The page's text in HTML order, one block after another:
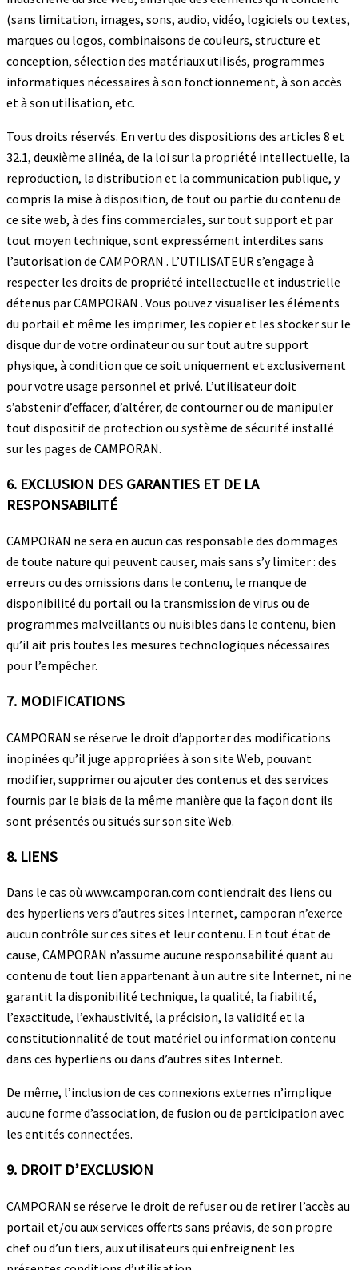
(sans limitation, images, sons, audio, vidéo, logiciels ou textes,
marques ou logos, combinaisons de couleurs, structure et
conception, sélection des matériaux utilisés, programmes
informatiques nécessaires à son fonctionnement, à son accès
et à son utilisation, etc.
Tous droits réservés. En vertu des dispositions des articles 8 et
32.1, deuxième alinéa, de la loi sur la propriété intellectuelle, la
reproduction, la distribution et la communication publique, y
compris la mise à disposition, de tout ou partie du contenu de
ce site web, à des fins commerciales, sur tout support et par
tout moyen technique, sont expressément interdites sans
l’autorisation de CAMPORAN . L’UTILISATEUR s’engage à
respecter les droits de propriété intellectuelle et industrielle
détenus par CAMPORAN . Vous pouvez visualiser les éléments
du portail et même les imprimer, les copier et les stocker sur le
disque dur de votre ordinateur ou sur tout autre support
physique, à condition que ce soit uniquement et exclusivement
pour votre usage personnel et privé. L’utilisateur doit
s’abstenir d’effacer, d’altérer, de contourner ou de manipuler
tout dispositif de protection ou système de sécurité installé
sur les pages de CAMPORAN.
6. EXCLUSION DES GARANTIES ET DE LA
RESPONSABILITÉ
CAMPORAN ne sera en aucun cas responsable des dommages
de toute nature qui peuvent causer, mais sans s’y limiter : des
erreurs ou des omissions dans le contenu, le manque de
disponibilité du portail ou la transmission de virus ou de
programmes malveillants ou nuisibles dans le contenu, bien
qu’il ait pris toutes les mesures technologiques nécessaires
pour l’empêcher.
7. MODIFICATIONS
CAMPORAN se réserve le droit d’apporter des modifications
inopinées qu’il juge appropriées à son site Web, pouvant
modifier, supprimer ou ajouter des contenus et des services
fournis par le biais de la même manière que la façon dont ils
sont présentés ou situés sur son site Web.
8. LIENS
Dans le cas où www.camporan.com contiendrait des liens ou
des hyperliens vers d’autres sites Internet, camporan n’exerce
aucun contrôle sur ces sites et leur contenu. En tout état de
cause, CAMPORAN n’assume aucune responsabilité quant au
contenu de tout lien appartenant à un autre site Internet, ni ne
garantit la disponibilité technique, la qualité, la fiabilité,
l’exactitude, l’exhaustivité, la précision, la validité et la
constitutionnalité de tout matériel ou information contenu
dans ces hyperliens ou dans d’autres sites Internet.
De même, l’inclusion de ces connexions externes n’implique
aucune forme d’association, de fusion ou de participation avec
les entités connectées.
9. DROIT D’EXCLUSION
CAMPORAN se réserve le droit de refuser ou de retirer l’accès au
portail et/ou aux services offerts sans préavis, de son propre
chef ou d’un tiers, aux utilisateurs qui enfreignent les